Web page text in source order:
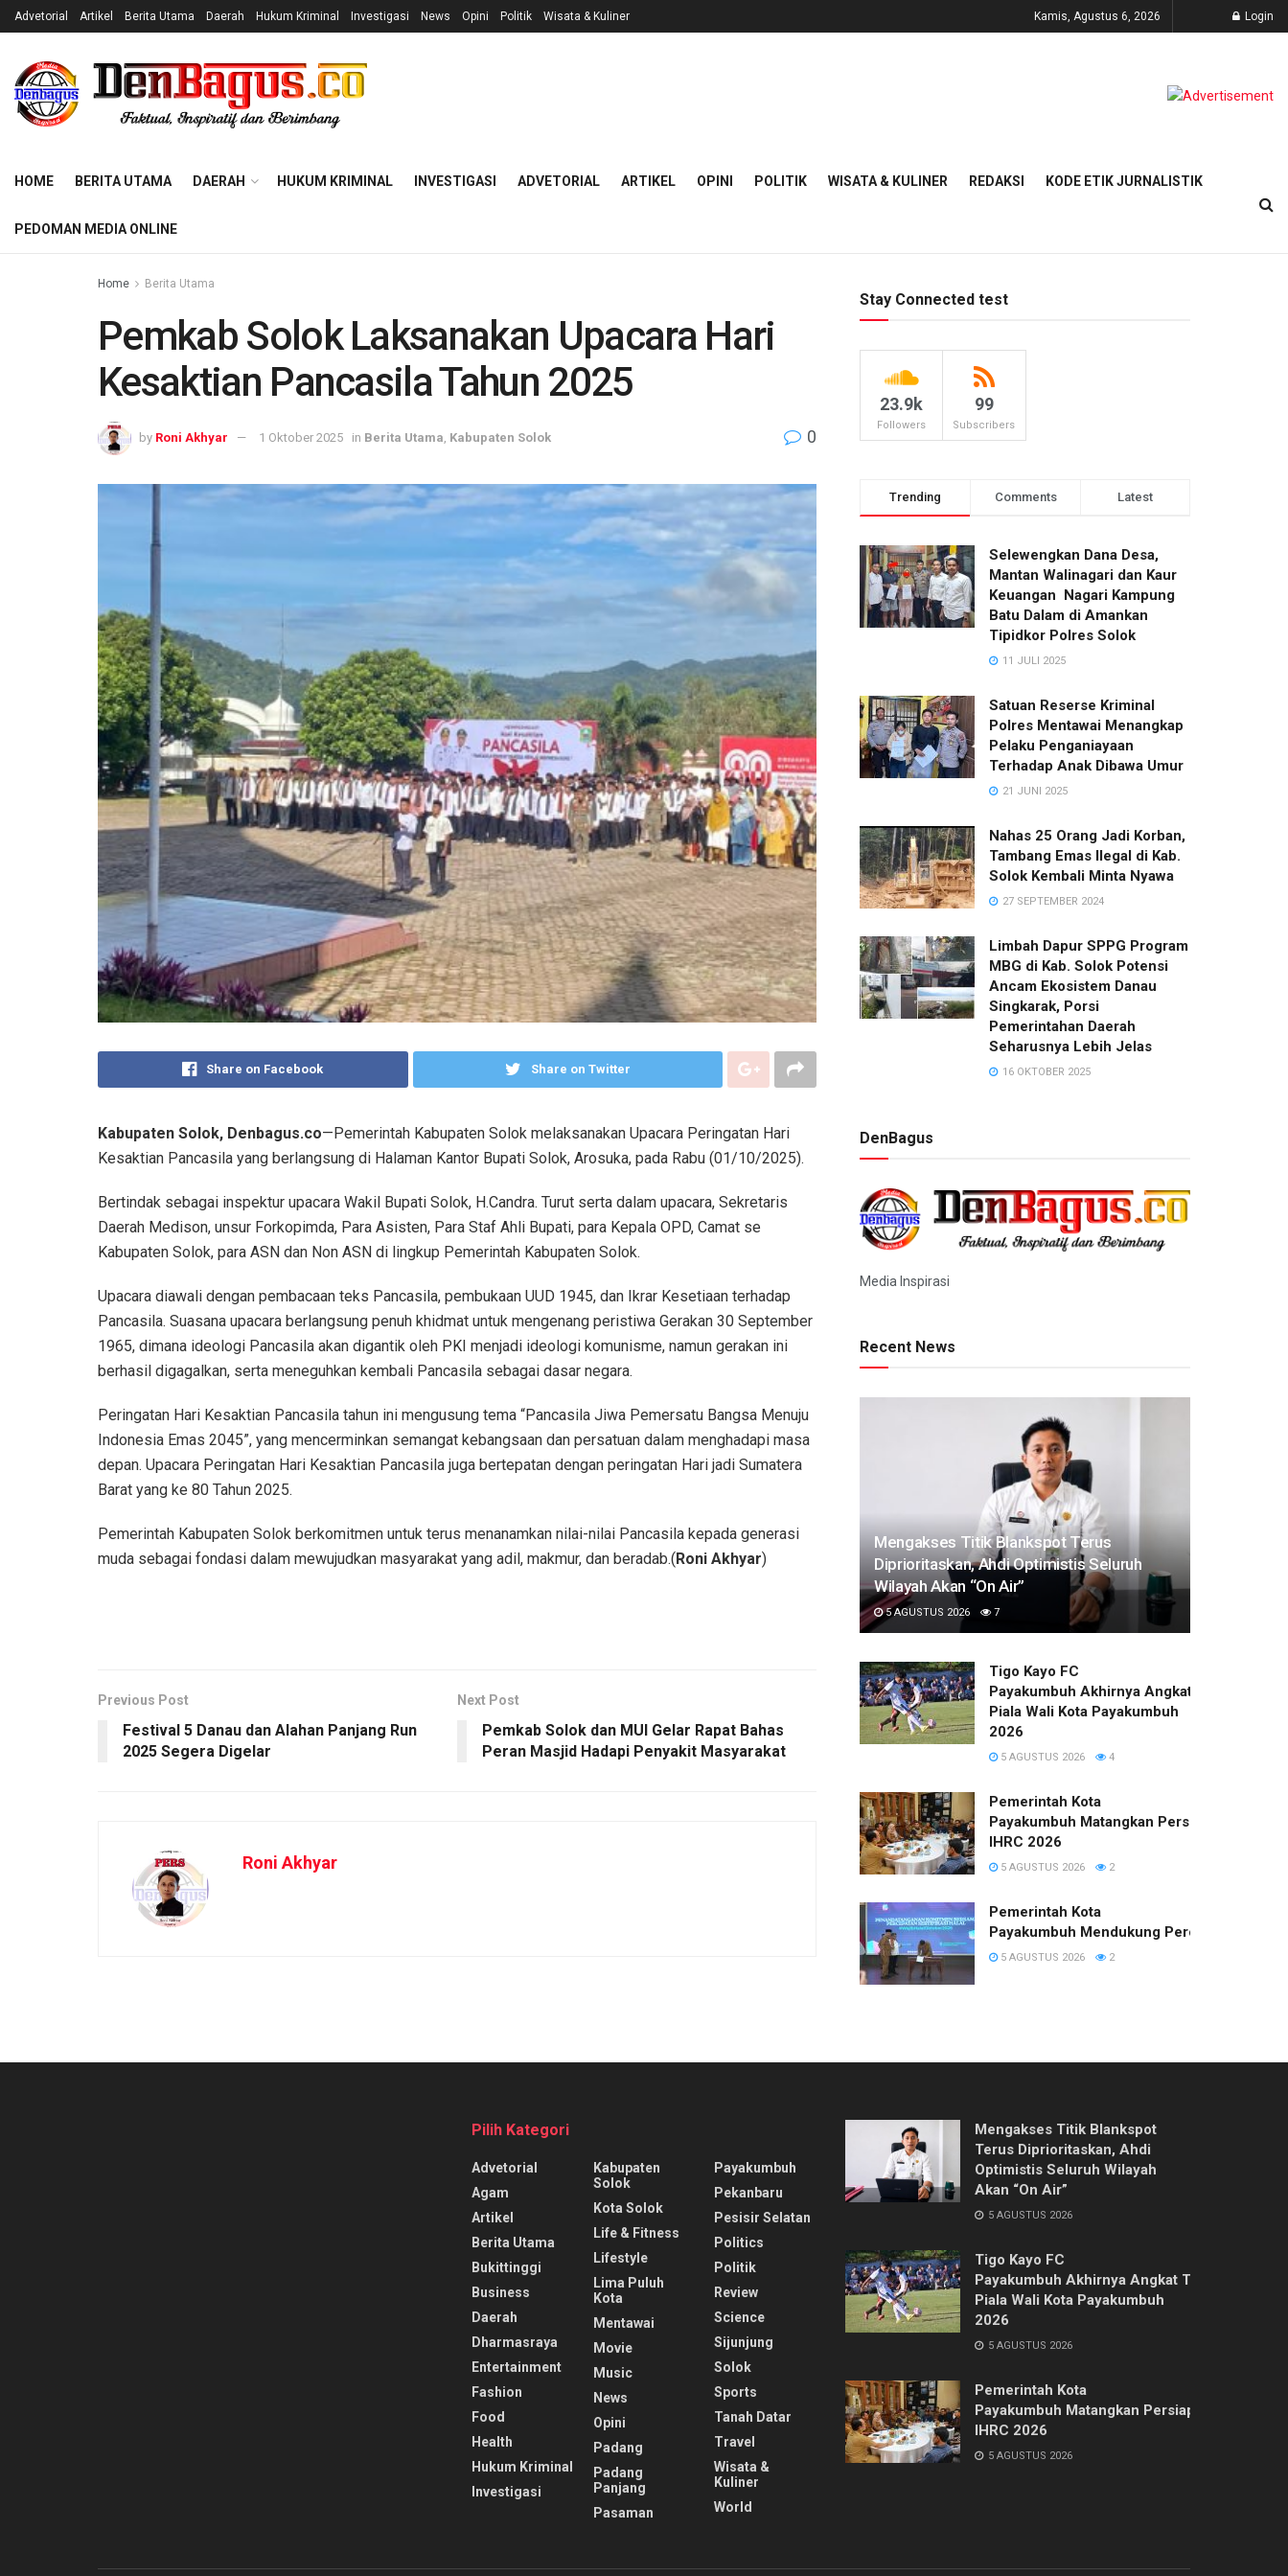
Advetorial Artikel Berita Utama Daerah Hukum Kriminal Investigasi News Opini Politik Wisata & Kuliner Kamis, Agustus 6, 2026 Login
HOME BERITA UTAMA DAERAH HUKUM KRIMINAL INVESTIGASI ADVETORIAL ARTIKEL OPINI POLITIK WISATA & KULINER REDAKSI KODE ETIK JURNALISTIK
PEDOMAN MEDIA ONLINE
Home Berita Utama
Pemkab Solok Laksanakan Upacara Hari
Kesaktian Pancasila Tahun 2025
by Roni Akhyar 1 Oktober 2025 in Berita Utama Kabupaten Solok 0
Share on Facebook Share on Twitter
Kabupaten Solok, Denbagus.co—Pemerintah Kabupaten Solok melaksanakan Upacara Peringatan Hari
Kesaktian Pancasila yang berlangsung di Halaman Kantor Bupati Solok, Arosuka, pada Rabu (01/10/2025).
Bertindak sebagai inspektur upacara Wakil Bupati Solok, H.Candra. Turut serta dalam upacara, Sekretaris
Daerah Medison, unsur Forkopimda, Para Asisten, Para Staf Ahli Bupati, para Kepala OPD, Camat se
Kabupaten Solok, para ASN dan Non ASN di lingkup Pemerintah Kabupaten Solok.
Upacara diawali dengan pembacaan teks Pancasila, pembukaan UUD 1945, dan Ikrar Kesetiaan terhadap
Pancasila. Suasana upacara berlangsung penuh khidmat untuk mengenang peristiwa Gerakan 30 September
1965, dimana ideologi Pancasila akan digantik oleh PKI menjadi ideologi komunisme, namun gerakan ini
berhasil digagalkan, serta meneguhkan kembali Pancasila sebagai dasar negara.
Peringatan Hari Kesaktian Pancasila tahun ini mengusung tema “Pancasila Jiwa Pemersatu Bangsa Menuju
Indonesia Emas 2045”, yang mencerminkan semangat kebangsaan dan persatuan dalam menghadapi masa
depan. Upacara Peringatan Hari Kesaktian Pancasila juga bertepatan dengan peringatan Hari jadi Sumatera
Barat yang ke 80 Tahun 2025.
Pemerintah Kabupaten Solok berkomitmen untuk terus menanamkan nilai-nilai Pancasila kepada generasi
muda sebagai fondasi dalam mewujudkan masyarakat yang adil, makmur, dan beradab.( Roni Akhyar)
Previous Post
Festival 5 Danau dan Alahan Panjang Run
2025 Segera Digelar
Next Post
Pemkab Solok dan MUI Gelar Rapat Bahas
Peran Masjid Hadapi Penyakit Masyarakat
Roni Akhyar
Stay Connected test
23.9k
Followers
99
Subscribers
Trending Comments Latest
Selewengkan Dana Desa,
Mantan Walinagari dan Kaur
Keuangan Nagari Kampung
Batu Dalam di Amankan
Tipidkor Polres Solok
11 JULI 2025
Satuan Reserse Kriminal
Polres Mentawai Menangkap
Pelaku Penganiayaan
Terhadap Anak Dibawa Umur
21 JUNI 2025
Nahas 25 Orang Jadi Korban,
Tambang Emas Ilegal di Kab.
Solok Kembali Minta Nyawa
27 SEPTEMBER 2024
Limbah Dapur SPPG Program
MBG di Kab. Solok Potensi
Ancam Ekosistem Danau
Singkarak, Porsi
Pemerintahan Daerah
Seharusnya Lebih Jelas
16 OKTOBER 2025
DenBagus
Media Inspirasi
Recent News
Mengakses Titik Blankspot Terus
Diprioritaskan, Ahdi Optimistis Seluruh
Wilayah Akan “On Air”
5 AGUSTUS 2026 7
Tigo Kayo FC
Payakumbuh Akhirnya Angkat Trofi
Piala Wali Kota Payakumbuh
2026
5 AGUSTUS 2026 4
Pemerintah Kota
Payakumbuh Matangkan Persiapan
IHRC 2026
5 AGUSTUS 2026 2
Pemerintah Kota
Payakumbuh Mendukung Percepatan
5 AGUSTUS 2026 2
Pilih Kategori
Advetorial
Agam
Artikel
Berita Utama
Bukittinggi
Business
Daerah
Dharmasraya
Entertainment
Fashion
Food
Health
Hukum Kriminal
Investigasi
Kabupaten
Solok
Kota Solok
Life & Fitness
Lifestyle
Lima Puluh
Kota
Mentawai
Movie
Music
News
Opini
Padang
Padang
Panjang
Pasaman
Payakumbuh
Pekanbaru
Pesisir Selatan
Politics
Politik
Review
Science
Sijunjung
Solok
Sports
Tanah Datar
Travel
Wisata &
Kuliner
World
Mengakses Titik Blankspot
Terus Diprioritaskan, Ahdi
Optimistis Seluruh Wilayah
Akan “On Air”
5 AGUSTUS 2026
Tigo Kayo FC
Payakumbuh Akhirnya Angkat Trofi
Piala Wali Kota Payakumbuh
2026
5 AGUSTUS 2026
Pemerintah Kota
Payakumbuh Matangkan Persiapan
IHRC 2026
5 AGUSTUS 2026